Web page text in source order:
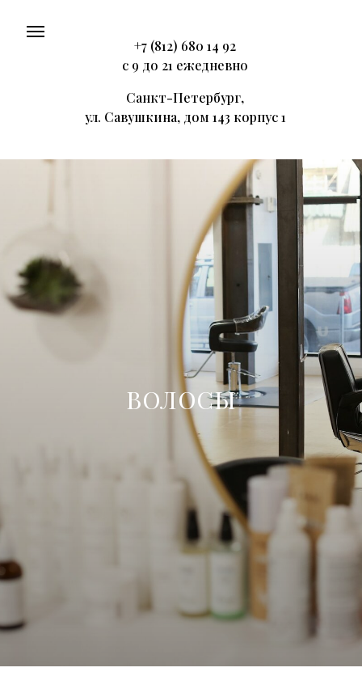
+7 (812) 680 14 92
с 9 до 21 ежедневно
Санкт-Петербург,
ул. Савушкина, дом 143 корпус 1
ВОЛОСЫ